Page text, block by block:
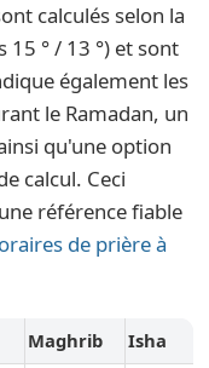
calculés selon la
15 ° / 13 °) et sont
également les
le Ramadan, un
qu'une option
calcul. Ceci
référence fiable
de prière à
Maghrib
Isha